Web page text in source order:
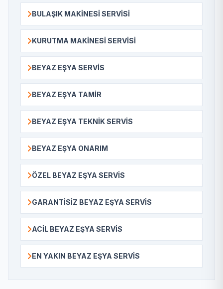
BULAŞIK MAKINESI SERVISI
KURUTMA MAKINESI SERVISI
BEYAZ EŞYA SERVIS
BEYAZ EŞYA TAMIR
BEYAZ EŞYA TEKNIK SERVIS
BEYAZ EŞYA ONARIM
ÖZEL BEYAZ EŞYA SERVIS
GARANTISIZ BEYAZ EŞYA SERVIS
ACIL BEYAZ EŞYA SERVIS
EN YAKIN BEYAZ EŞYA SERVIS